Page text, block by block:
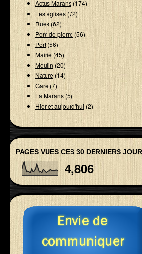
Actus Marans (174)
Les eglises(72)
Rues(62)
Pont de pierre(56)
Port(56)
Mairie(45)
Moulin(20)
Nature(14)
Gare (7)
La Marans(5)
Hier et aujourd'hui (2)
PAGES VUES CES 30 DERNIERS
4,806